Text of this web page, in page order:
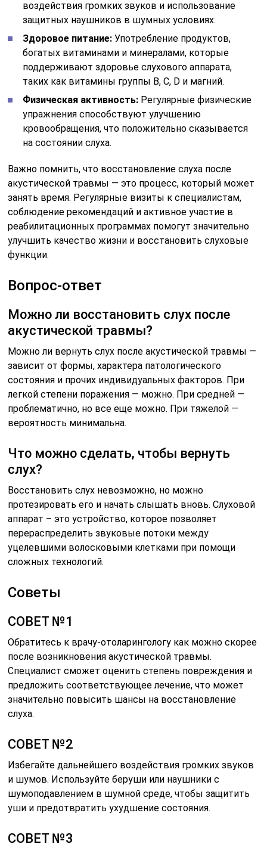
воздействия громких звуков и использование
защитных наушников в шумных условиях.
Здоровое питание: Употребление продуктов,
богатых витаминами и минералами, которые
поддерживают здоровье слухового аппарата,
таких как витамины группы B, C, D и магний.
Физическая активность: Регулярные физические
упражнения способствуют улучшению
кровообращения, что положительно сказывается
на состоянии слуха.
Важно помнить, что восстановление слуха после
акустической травмы — это процесс, который может
занять время. Регулярные визиты к специалистам,
соблюдение рекомендаций и активное участие в
реабилитационных программах помогут значительно
улучшить качество жизни и восстановить слуховые
функции.
Вопрос-ответ
Можно ли восстановить слух после
акустической травмы?
Можно ли вернуть слух после акустической травмы —
зависит от формы, характера патологического
состояния и прочих индивидуальных факторов. При
легкой степени поражения — можно. При средней —
проблематично, но все еще можно. При тяжелой —
вероятность минимальна.
Что можно сделать, чтобы вернуть
слух?
Восстановить слух невозможно, но можно
протезировать его и начать слышать вновь. Слуховой
аппарат – это устройство, которое позволяет
перераспределить звуковые потоки между
уцелевшими волосковыми клетками при помощи
сложных технологий.
Советы
СОВЕТ №1
Обратитесь к врачу-отоларингологу как можно скорее
после возникновения акустической травмы.
Специалист сможет оценить степень повреждения и
предложить соответствующее лечение, что может
значительно повысить шансы на восстановление
слуха.
СОВЕТ №2
Избегайте дальнейшего воздействия громких звуков
и шумов. Используйте беруши или наушники с
шумоподавлением в шумной среде, чтобы защитить
уши и предотвратить ухудшение состояния.
СОВЕТ №3